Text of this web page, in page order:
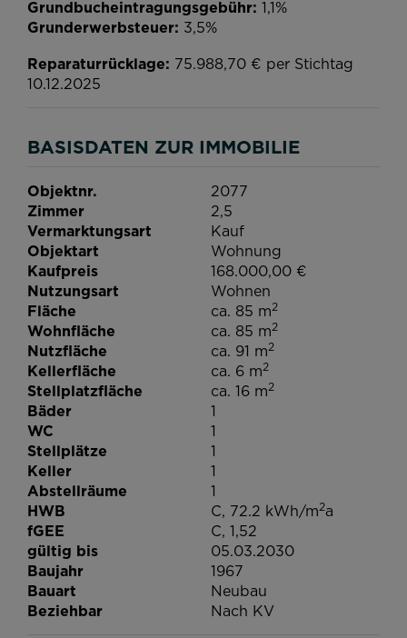
Grundbucheintragungsgebühr: 1,1%
Grunderwerbsteuer: 3,5%
Reparaturrücklage: 75.988,70 € per Stichtag
10.12.2025
BASISDATEN ZUR IMMOBILIE
Objektnr.
2077
Zimmer
2,5
Vermarktungsart
Kauf
Objektart
Wohnung
Kaufpreis
168.000,00 €
Nutzungsart
Wohnen
Fläche
ca. 85 m2
Wohnfläche ca. 85 m2
Nutzfläche ca. 91 m2
Kellerfläche ca. 6 m2
Stellplatzfläche ca. 16 m2
Bäder
1
WC
1
Stellplätze
1
Keller
1
Abstellräume
1
HWB
C, 72.2 kWh/m2a
fGEE
C, 1,52
gültig bis
05.03.2030
Baujahr
1967
Bauart
Neubau
Beziehbar
Nach KV